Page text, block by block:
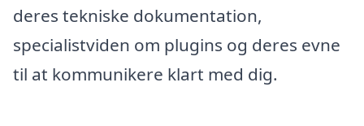
deres tekniske dokumentation,
specialistviden om plugins og deres evne
til at kommunikere klart med dig.